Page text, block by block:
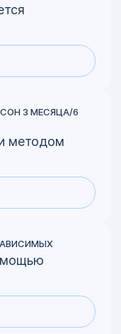
3 МЕСЯЦА/6
методом